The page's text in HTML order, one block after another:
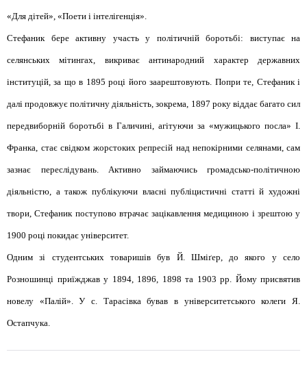
«Для дітей», «Поети і інтелігенція».
Стефаник бере активну участь у політичній боротьбі: виступає на
селянських мітингах, викриває антинародний характер державних
інституцій, за що в 1895 році його заарештовують. Попри те, Стефаник і
далі продовжує політичну діяльність, зокрема, 1897 року віддає багато сил
передвиборній боротьбі в Галичині, агітуючи за «мужицького посла» І.
Франка, стає свідком жорстоких репресій над непокірними селянами, сам
зазнає переслідувань. Активно займаючись громадсько-політичною
діяльністю, а також публікуючи власні публіцистичні статті й художні
твори, Стефаник поступово втрачає зацікавлення медициною і зрештою у
1900 році покидає університет.
Одним зі студентських товаришів був Й. Шміґер, до якого у село
Розношинці приїжджав у 1894, 1896, 1898 та 1903 рр. Йому присвятив
новелу «Палій». У с. Тарасівка бував в університетського колеги Я.
Остапчука.